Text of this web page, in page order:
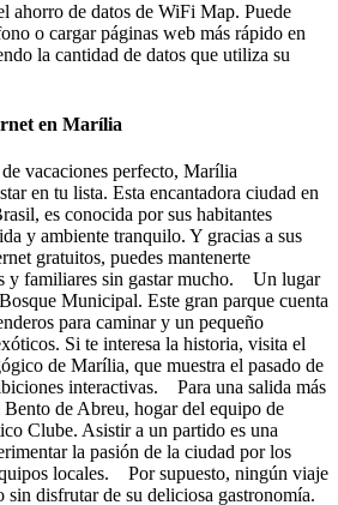
ahorro de datos de WiFi Map. Puede
o cargar páginas web más rápido en
la cantidad de datos que utiliza su
en Marília
vacaciones perfecto, Marília
en tu lista. Esta encantadora ciudad en
es conocida por sus habitantes
y ambiente tranquilo. Y gracias a sus
gratuitos, puedes mantenerte
y familiares sin gastar mucho. Un lugar
Municipal. Este gran parque cuenta
para caminar y un pequeño
Si te interesa la historia, visita el
de Marília, que muestra el pasado de
interactivas. Para una salida más
de Abreu, hogar del equipo de
Clube. Asistir a un partido es una
la pasión de la ciudad por los
locales. Por supuesto, ningún viaje
sin disfrutar de su deliciosa gastronomía.